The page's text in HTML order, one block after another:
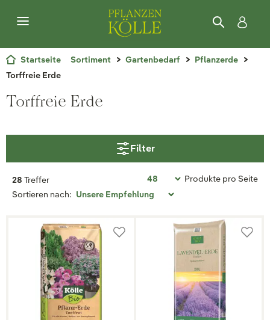
Startseite Sortiment Gartenbedarf
Pflanzerde
Torffreie Erde
Torffreie Erde
Filter
28 Treffer
Produkte pro Seite
Sortieren nach: